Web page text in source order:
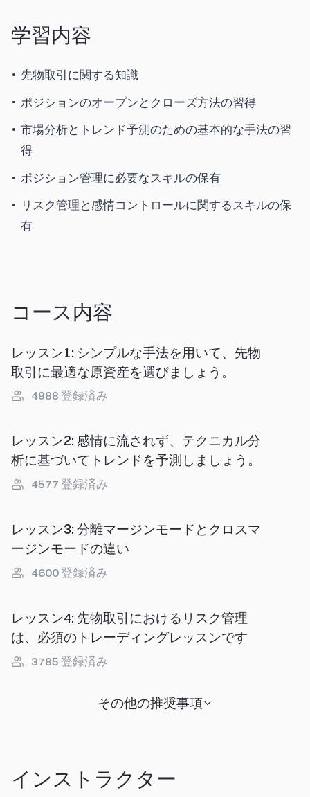
学習内容
先物取引に関する知識
ポジションのオープンとクローズ方法の習得
市場分析とトレンド予測のための基本的な手法の習
得
ポジション管理に必要なスキルの保有
リスク管理と感情コントロールに関するスキルの保
有
コース内容
レッスン1: シンプルな手法を用いて、先物
取引に最適な原資産を選びましょう。
4988 登録済み
レッスン2: 感情に流されず、テクニカル分
析に基づいてトレンドを予測しましょう。
4577 登録済み
レッスン3: 分離マージンモードとクロスマ
ージンモードの違い
4600登録済み
レッスン4: 先物取引におけるリスク管理
は、必須のトレーディングレッスンです
3785 登録済み
その他の推奨事項
インストラクター